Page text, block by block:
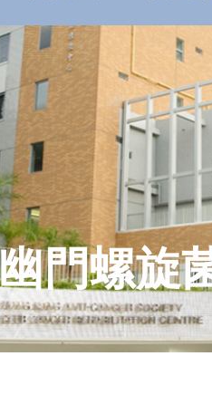
門螺旋